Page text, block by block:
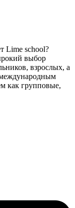
Lime school?
выбор
взрослых, а
как групповые,